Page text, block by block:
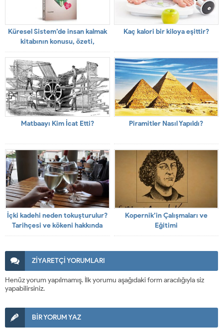
Küresel Sistem’de insan kalmak
kitabının konusu, özeti,
yorumları ve yazarı
Kaç kalori bir kiloya eşittir?
Matbaayı Kim İcat Etti? Piramitler Nasıl Yapıldı?
İçki kadehi neden tokuşturulur?
Tarihçesi ve kökeni hakkında
bilgi
Kopernik’in Çalışmaları ve
Eğitimi
ZİYARETÇİ YORUMLARI
Henüz yorum yapılmamış. İlk yorumu aşağıdaki form aracılığıyla siz
yapabilirsiniz.
BİR YORUM YAZ